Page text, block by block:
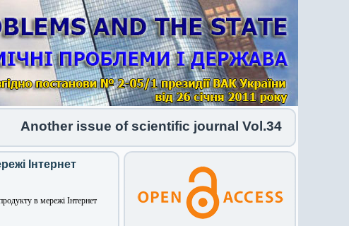
Another issue of scientific journal Vol.34 No.1 2026
Інтернет
в мережі Інтернет